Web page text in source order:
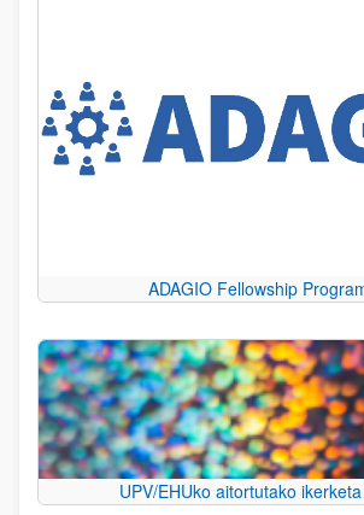
ADAGIO Fellowship
UPV/EHUko aitortutako